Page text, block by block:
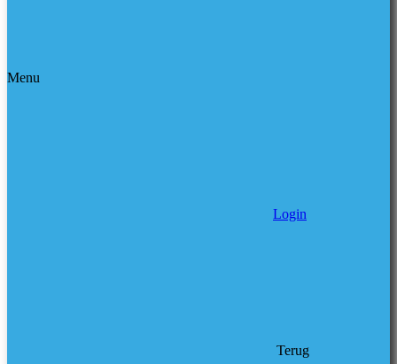
Menu
Login
Terug